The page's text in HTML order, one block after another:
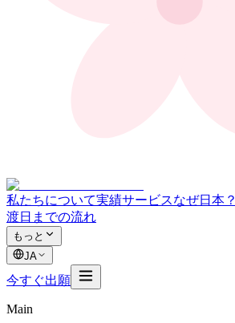
私たちについて実績サービスなぜ日本？
渡日までの流れ
もっと
JA
今すぐ出願
Main